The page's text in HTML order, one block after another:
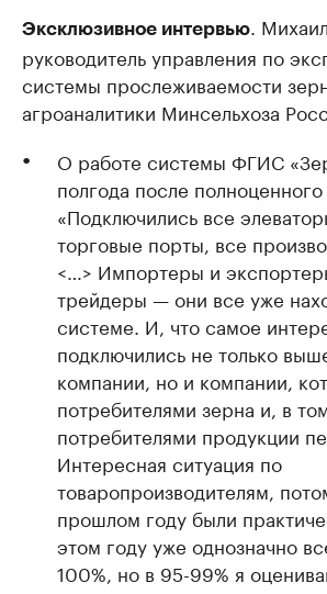
Эксклюзивное интервью
.
руководитель управления по
системы прослеживаемости
агроаналитики Минсельхоза
О работе системы ФГИС
полгода после полноценного
«Подключились все
торговые порты, все
<…> Импортеры и
трейдеры — они все уже
системе. И, что самое
подключились не только
компании, но и компании,
потребителями зерна и, в
потребителями продукции
Интересная ситуация по
товаропроизводителям,
прошлом году были
этом году уже однозначно
100%, но в 95-99% я